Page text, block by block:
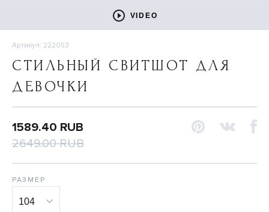
VIDEO
Артикул: 222053
СТИЛЬНЫЙ СВИТШОТ ДЛЯ
ДЕВОЧКИ
1589.40 RUB
2649.00 RUB
РАЗМЕР